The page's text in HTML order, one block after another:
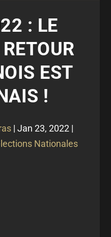
: LE
EST
!
| Jan 23, 2022 |
Nationales